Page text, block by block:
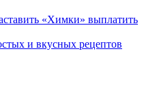
«Химки» выплатить
и вкусных рецептов